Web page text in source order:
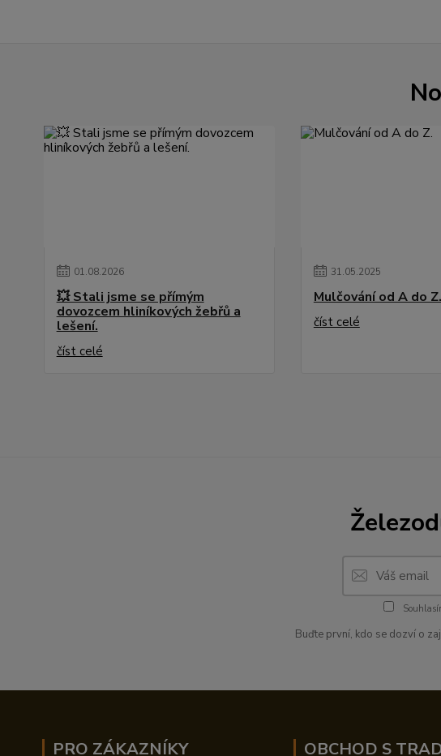
01.08.2026
💥 Stali jsme se přímým
dovozcem hliníkových žebřů a
lešení.
číst celé
31.05.2025
Mulčování od A do Z.
číst celé
Buďte první, kdo se dozví o
PRO ZÁKAZNÍKY OBCHOD S